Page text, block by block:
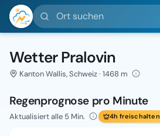
Ort suchen
Wetter Pralovin
Kanton Wallis, Schweiz · 1468 m
Regenprognose pro Minute
Aktualisiert alle 5 Min. 4h freischalten